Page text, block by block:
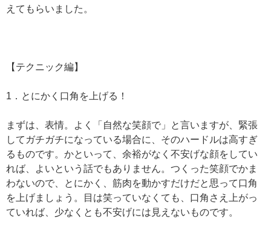
えてもらいました。
【テクニック編】
1．とにかく口角を上げる！
まずは、表情。よく「自然な笑顔で」と言いますが、緊張
してガチガチになっている場合に、そのハードルは高すぎ
るものです。かといって、余裕がなく不安げな顔をしてい
れば、よいという話でもありません。つくった笑顔でかま
わないので、とにかく、筋肉を動かすだけだと思って口角
を上げましょう。目は笑っていなくても、口角さえ上がっ
ていれば、少なくとも不安げには見えないものです。